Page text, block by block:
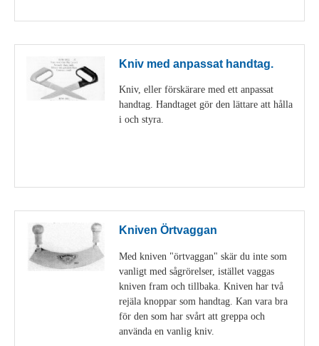
Kniv med anpassat handtag.
Kniv, eller förskärare med ett anpassat
handtag. Handtaget gör den lättare att hålla
i och styra.
Kniven Örtvaggan
Med kniven "örtvaggan" skär du inte som
vanligt med sågrörelser, istället vaggas
kniven fram och tillbaka. Kniven har två
rejäla knoppar som handtag. Kan vara bra
för den som har svårt att greppa och
använda en vanlig kniv.